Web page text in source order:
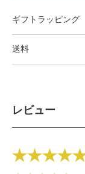
ギフトラッピング
送料
レビュー